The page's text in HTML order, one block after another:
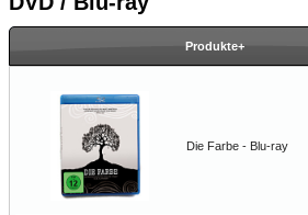
Produkte+
Die Farbe - Blu-ray